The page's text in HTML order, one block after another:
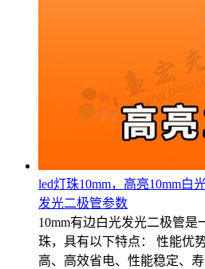
led灯珠10mm，高亮10mm白
发光二极管参数
10mm有边白光发光二极管
珠，具有以下特点： 性能优
高、高效省电、性能稳定、